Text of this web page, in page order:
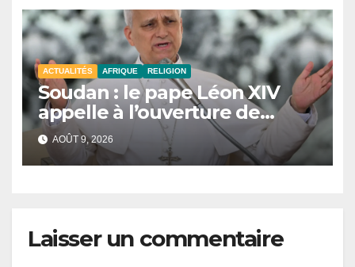
ACTUALITÉS AFRIQUE RELIGION
Soudan : le pape Léon XIV
appelle à l’ouverture de
couloirs humanitaires
AOÛT 9, 2026
Laisser un commentaire